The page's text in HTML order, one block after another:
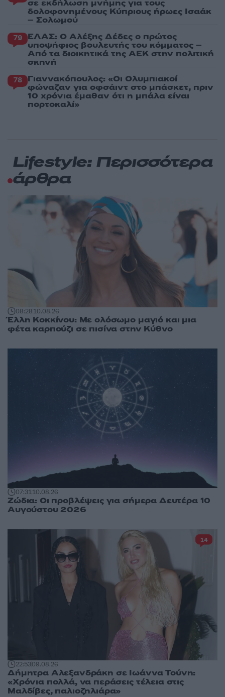
σε εκδήλωση μνήμης για τους
δολοφονημένους Κύπριους ήρωες Ισαάκ
– Σολωμού
79 ΕΛΑΣ: Ο Αλέξης Δέδες ο πρώτος
υποψήφιος βουλευτής του κόμματος –
Από τα διοικητικά της ΑΕΚ στην πολιτική
σκηνή
78 Γιαννακόπουλος: «Οι Ολυμπιακοί
φώναζαν για οφσάιντ στο μπάσκετ, πριν
10 χρόνια έμαθαν ότι η μπάλα είναι
πορτοκαλί»
Lifestyle: Περισσότερα
άρθρα
08:2810.08.26
Έλλη Κοκκίνου: Με ολόσωμο μαγιό και μια
φέτα καρπούζι σε πισίνα στην Κύθνο
07:3110.08.26
Ζώδια: Οι προβλέψεις για σήμερα Δευτέρα 10
Αυγούστου 2026
22:5309.08.26
Δήμητρα Αλεξανδράκη σε Ιωάννα Τούνη:
«Χρόνια πολλά, να περάσεις τέλεια στις
Μαλδίβες, παλιοζηλιάρα»
14